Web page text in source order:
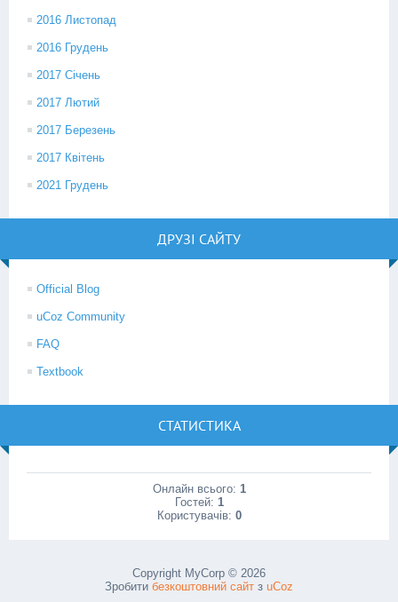
2016 Листопад
2016 Грудень
2017 Січень
2017 Лютий
2017 Березень
2017 Квітень
2021 Грудень
ДРУЗІ САЙТУ
Official Blog
uCoz Community
FAQ
Textbook
СТАТИСТИКА
Онлайн всього: 1
Гостей: 1
Користувачів: 0
Copyright MyCorp © 2026
Зробити безкоштовний сайт з uCoz